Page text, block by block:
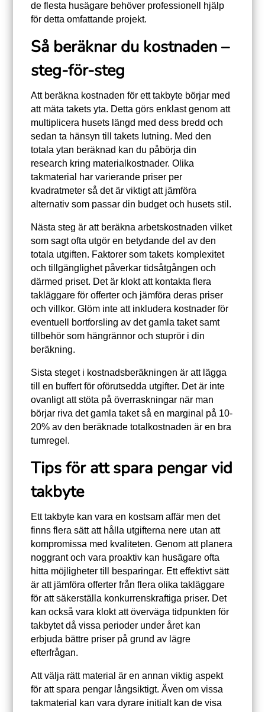
de flesta husägare behöver professionell hjälp
för detta omfattande projekt.
Så beräknar du kostnaden –
steg-för-steg
Att beräkna kostnaden för ett takbyte börjar med
att mäta takets yta. Detta görs enklast genom att
multiplicera husets längd med dess bredd och
sedan ta hänsyn till takets lutning. Med den
totala ytan beräknad kan du påbörja din
research kring materialkostnader. Olika
takmaterial har varierande priser per
kvadratmeter så det är viktigt att jämföra
alternativ som passar din budget och husets stil.
Nästa steg är att beräkna arbetskostnaden vilket
som sagt ofta utgör en betydande del av den
totala utgiften. Faktorer som takets komplexitet
och tillgänglighet påverkar tidsåtgången och
därmed priset. Det är klokt att kontakta flera
takläggare för offerter och jämföra deras priser
och villkor. Glöm inte att inkludera kostnader för
eventuell bortforsling av det gamla taket samt
tillbehör som hängrännor och stuprör i din
beräkning.
Sista steget i kostnadsberäkningen är att lägga
till en buffert för oförutsedda utgifter. Det är inte
ovanligt att stöta på överraskningar när man
börjar riva det gamla taket så en marginal på 10-
20% av den beräknade totalkostnaden är en bra
tumregel.
Tips för att spara pengar vid
takbyte
Ett takbyte kan vara en kostsam affär men det
finns flera sätt att hålla utgifterna nere utan att
kompromissa med kvaliteten. Genom att planera
noggrant och vara proaktiv kan husägare ofta
hitta möjligheter till besparingar. Ett effektivt sätt
är att jämföra offerter från flera olika takläggare
för att säkerställa konkurrenskraftiga priser. Det
kan också vara klokt att överväga tidpunkten för
takbytet då vissa perioder under året kan
erbjuda bättre priser på grund av lägre
efterfrågan.
Att välja rätt material är en annan viktig aspekt
för att spara pengar långsiktigt. Även om vissa
takmaterial kan vara dyrare initialt kan de visa